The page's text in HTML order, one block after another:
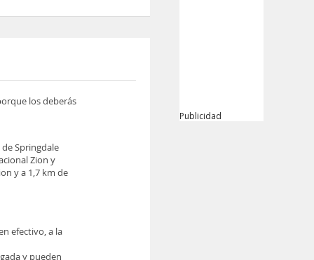
los deberás
Springdale
Zion y
y a 1,7 km de
efectivo, a la
y pueden
Publicidad